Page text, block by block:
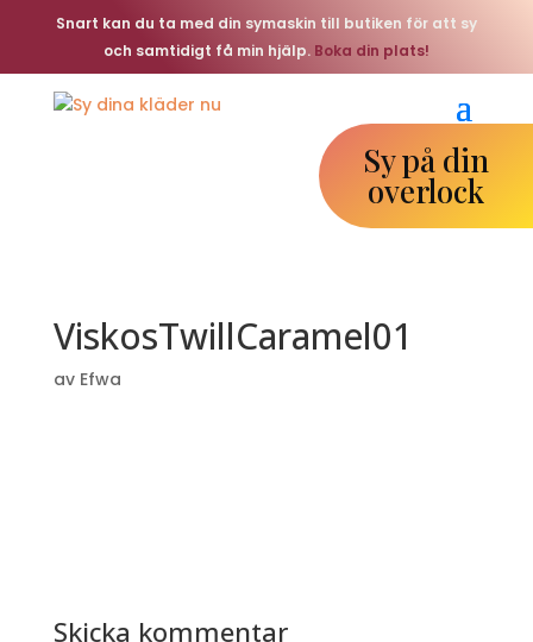
Snart kan du ta med din symaskin till butiken för att sy
och samtidigt få min hjälp. Boka din plats!
Sy på din
overlock
ViskosTwillCaramel01
av Efwa
Skicka kommentar